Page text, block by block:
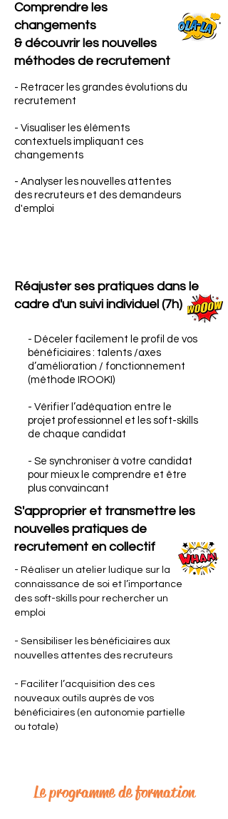
Comprendre les
changements
& découvrir les nouvelles
méthodes de recrutement
- Retracer les grandes évolutions du
recrutement
- Visualiser les éléments
contextuels impliquant ces
changements
- Analyser les nouvelles attentes
des recruteurs et des demandeurs
d'emploi
Réajuster ses pratiques dans le
cadre d'un suivi individuel (7h)
- Déceler facilement le profil de vos
bénéficiaires : talents /axes
d’amélioration / fonctionnement
(méthode IROOKI)
- Vérifier l’adéquation entre le
projet professionnel et les soft-skills
de chaque candidat
- Se synchroniser à votre candidat
pour mieux le comprendre et être
plus convaincant
S'approprier et transmettre les
nouvelles pratiques de
recrutement en collectif
- Réaliser un atelier ludique sur la
connaissance de soi et l’importance
des soft-skills pour rechercher un
emploi
- Sensibiliser les bénéficiaires aux
nouvelles attentes des recruteurs
- Faciliter l’acquisition des ces
nouveaux outils auprès de vos
bénéficiaires (en autonomie partielle
ou totale)
Le programme de formation